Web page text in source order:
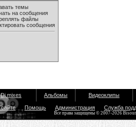
темы
на сообщения
файлы
сообщения
Dj mixes Альбомы Видеоклипы
Помощь Администрация Служба
Все права защищены © 2007-2026